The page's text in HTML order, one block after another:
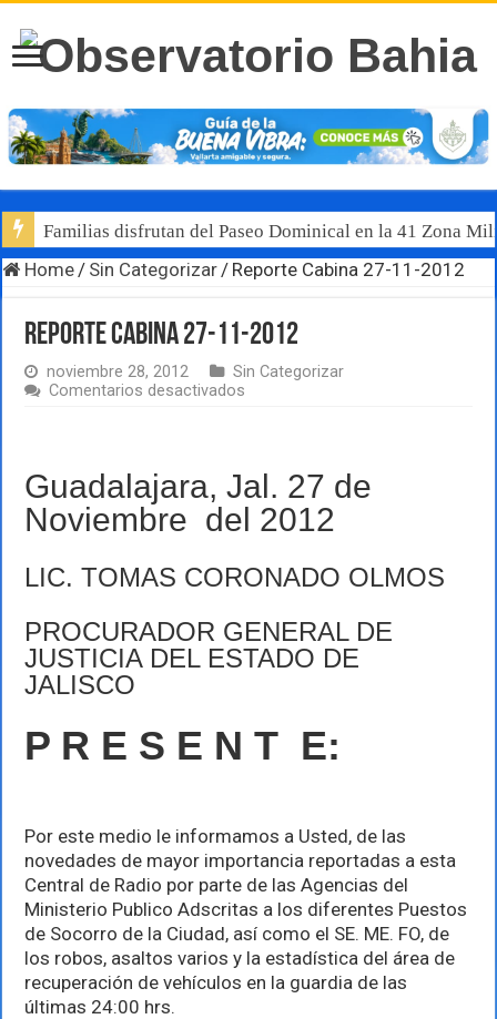
Familias disfrutan del Paseo Dominical en la 41 Zona
Home / Sin Categorizar / Reporte Cabina 27-11-2012
Reporte Cabina 27-11-2012
noviembre 28, 2012
Sin Categorizar
Comentarios desactivados
2012
Guadalajara, Jal. 27 de
Noviembre del 2012
LIC. TOMAS CORONADO OLMOS
PROCURADOR GENERAL DE
JUSTICIA DEL ESTADO DE
JALISCO
P R E S E N T E:
Por este medio le informamos a Usted, de las
novedades de mayor importancia reportadas a esta
Central de Radio por parte de las Agencias del
Ministerio Publico Adscritas a los diferentes Puestos
de Socorro de la Ciudad, así como el SE. ME. FO, de
los robos, asaltos varios y la estadística del área de
recuperación de vehículos en la guardia de las
últimas 24:00 hrs.